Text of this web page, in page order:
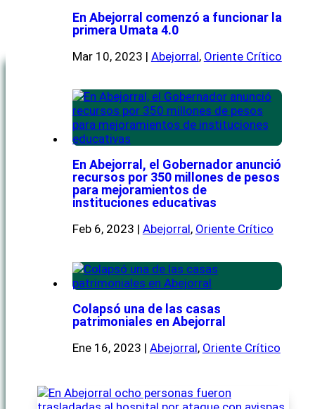
NaciónEn Abejorral comenzó a funcionar la
primera Umata 4.0
Mar 10, 2023 | Abejorral, Oriente Crítico
En Abejorral, el Gobernador anunció
recursos por 350 millones de pesos
para mejoramientos de
instituciones educativas
Feb 6, 2023 | Abejorral, Oriente Crítico
Colapsó una de las casas
patrimoniales en Abejorral
Ene 16, 2023 | Abejorral, Oriente Crítico